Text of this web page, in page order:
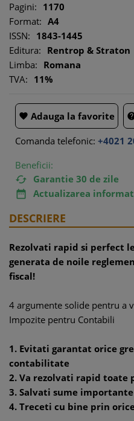
Pagini: 1170
Format: A4
ISSN: 1843-1445
Editura: Rentrop & Straton
Limba: Romana
TVA: 11%
 Adauga la favorite
Comanda telefonic: +4021
Beneficii:
 Garantie 30 de zile
 Actualizarea
DESCRIERE
Rezolvati rapid si perfect
generata de noile
fiscal!
4 argumente solide pentru a
Impozite pentru Contabili
1. Evitati garantat orice
contabilitate
2. Va rezolvati rapid toate
3. Salvati sume
4. Treceti cu bine prin